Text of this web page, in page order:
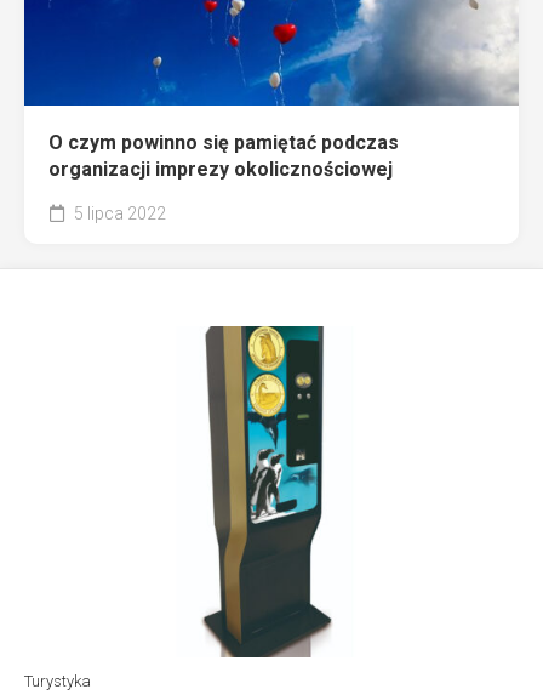
O czym powinno się pamiętać podczas
organizacji imprezy okolicznościowej
5 lipca 2022
Turystyka